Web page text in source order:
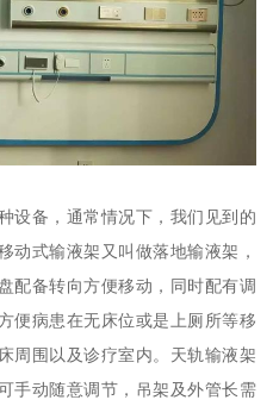
设备，通常情况下，我们见到的
动式输液架又叫做落地输液架，
配备转向方便移动，同时配有调
便病患在无床位或是上厕所等移
周围以及诊疗室内。天轨输液架
手动随意调节，吊架及外管长需